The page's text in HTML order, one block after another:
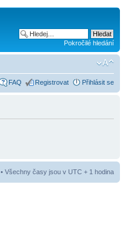
Pokročilé hledání
FAQ Registrovat Přihlásit se
• Všechny časy jsou v UTC + 1 hodina